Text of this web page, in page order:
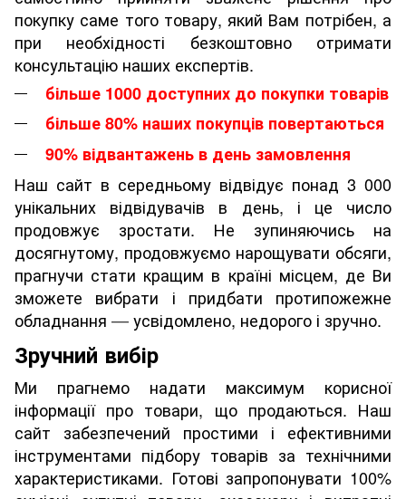
покупку саме того товару, який Вам потрібен, а
при необхідності безкоштовно отримати
консультацію наших експертів.
більше 1000 доступних до покупки товарів
більше 80% наших покупців повертаються
90% відвантажень в день замовлення
Наш сайт в середньому відвідує понад 3 000
унікальних відвідувачів в день, і це число
продовжує зростати. Не зупиняючись на
досягнутому, продовжуємо нарощувати обсяги,
прагнучи стати кращим в країні місцем, де Ви
зможете вибрати і придбати протипожежне
обладнання — усвідомлено, недорого і зручно.
Зручний вибір
Ми прагнемо надати максимум корисної
інформації про товари, що продаються. Наш
сайт забезпечений простими і ефективними
інструментами підбору товарів за технічними
характеристиками. Готові запропонувати 100%